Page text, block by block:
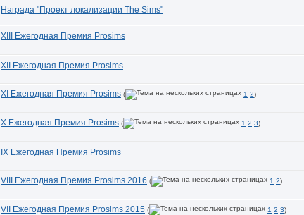
Награда "Проект локализации The Sims"
XIII Ежегодная Премия Prosims
XII Ежегодная Премия Prosims
XI Ежегодная Премия Prosims ( 1 2)
X Ежегодная Премия Prosims ( 1 2 3)
IX Ежегодная Премия Prosims
VIII Ежегодная Премия Prosims 2016 ( 1 2)
VII Ежегодная Премия Prosims 2015 ( 1 2 3)